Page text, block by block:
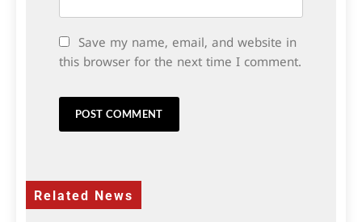
Save my name, email, and website in
this browser for the next time I comment.
Related News